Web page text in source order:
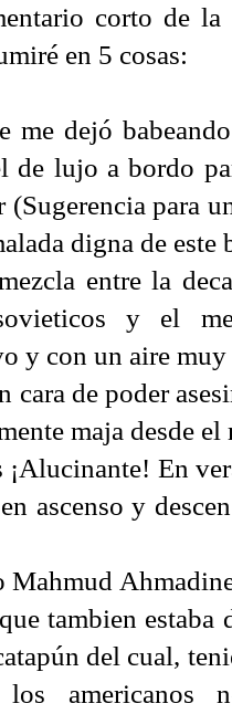
corto de
en 5 cosas:
dejó
de lujo a bordo
(Sugerencia para
digna de este
entre la
y el
y con un aire muy
cara de poder
maja desde
¡Alucinante! En
ascenso y
tambien
del cual,
americanos